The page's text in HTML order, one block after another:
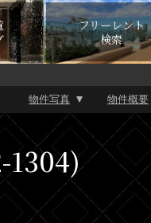
フリーレント
検索
物件写真 物件概要
1304)